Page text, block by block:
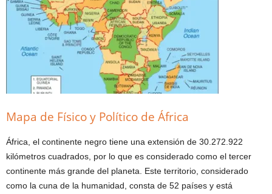
Mapa de Físico y Político de África
África, el continente negro tiene una extensión de 30.272.922
kilómetros cuadrados, por lo que es considerado como el tercer
continente más grande del planeta. Este territorio, considerado
como la cuna de la humanidad, consta de 52 países y está